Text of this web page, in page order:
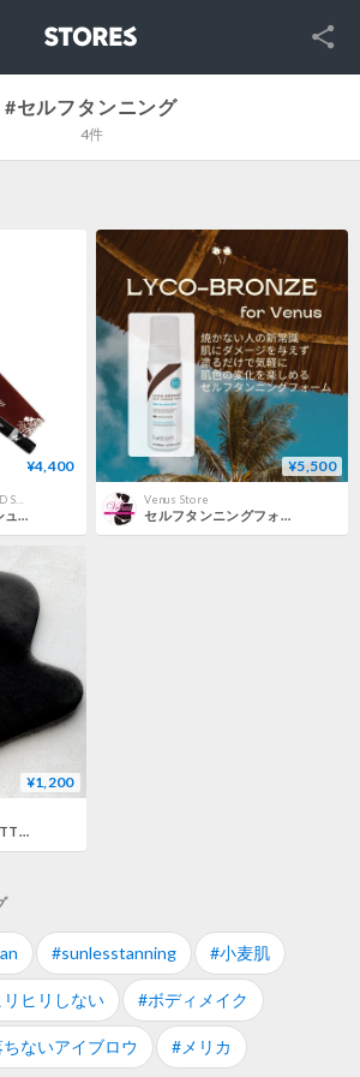
SNS
#セルフタンニング
4件
¥4,400
【テクニコ】ラッシュグランディール キープアイブロー
¥5,500
Venus Store
セルフタンニングフォームLyco
¥1,200
SELF TANNING MITTEN
#sunlesstanning #小麦肌
ヒリしない #ボディメイク
ないアイブロウ #メリカ